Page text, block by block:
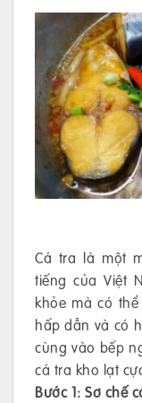
Cá tra là một
tiếng của Việt
khỏe mà có
hấp dẫn và có
cùng vào bếp
cá tra kho lạt
Bước 1: Sơ chế